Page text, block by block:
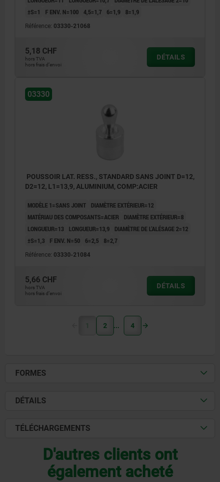
±S=1
F ENV. N=100 4,5=1,7 6=1,9 8=1,9
Référence: 03330-21068
5,18 CHF
hors TVA
hors frais d’envoi
DÉTAILS
03330
POUSSOIR LAT. RESS., STANDARD SANS JOINT D=12,
D2=12, L1=13,9, ALUMINIUM, COMP:ACIER
MODÈLE 1=SANS JOINT
DIAMÈTRE EXTÉRIEUR=12
MATÉRIAU DES COMPOSANTS=ACIER
DIAMÈTRE EXTÉRIEUR=8
LONGUEUR=13
LONGUEUR=13,9
DIAMÈTRE DE L'ALÉSAGE 2=12
±S=1,3
F ENV. N=50 6=2,5 8=2,7
Référence: 03330-21084
5,66 CHF
hors TVA
hors frais d’envoi
DÉTAILS
1 2 4
FORMES
DÉTAILS
TÉLÉCHARGEMENTS
D'autres clients ont
également acheté